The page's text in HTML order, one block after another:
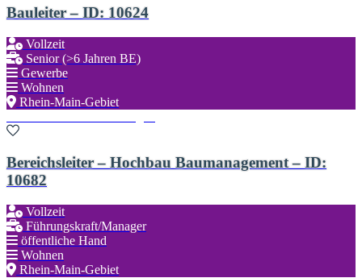
Bauleiter – ID: 10624
Vollzeit
Senior (>6 Jahren BE)
Gewerbe
Wohnen
Rhein-Main-Gebiet
Bereichsleiter – Hochbau Baumanagement – ID:
10682
Vollzeit
Führungskraft/Manager
öffentliche Hand
Wohnen
Rhein-Main-Gebiet